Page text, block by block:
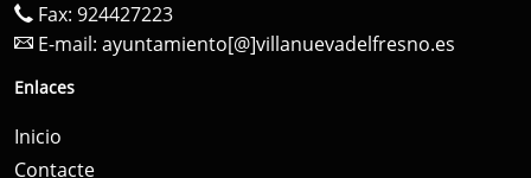
Fax: 924427223
E-mail: ayuntamiento[@]villanuevadelfresno.es
Enlaces
Inicio
Contacte